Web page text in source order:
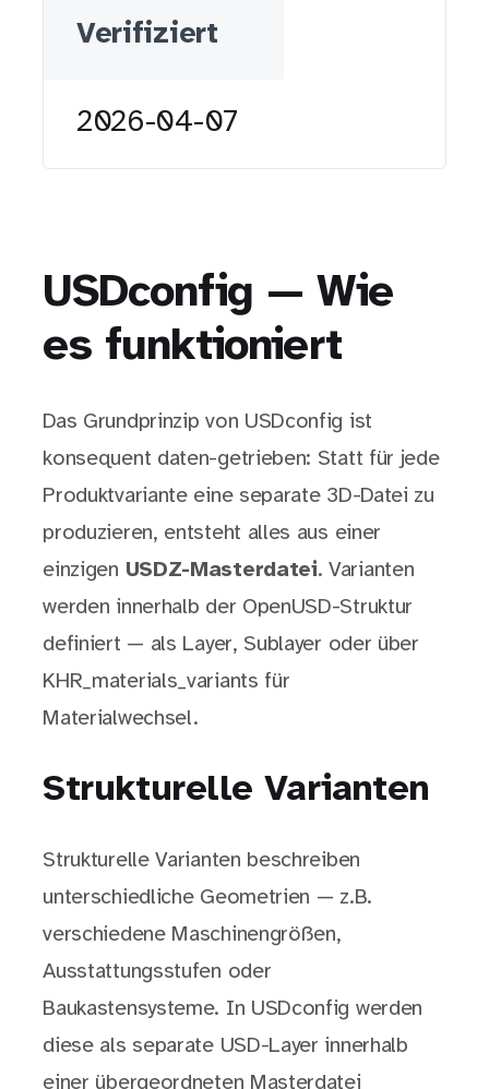
Verifiziert
2026-04-07
USDconfig — Wie
es funktioniert
Das Grundprinzip von USDconfig ist
konsequent daten-getrieben: Statt für jede
Produktvariante eine separate 3D-Datei zu
produzieren, entsteht alles aus einer
einzigen USDZ-Masterdatei. Varianten
werden innerhalb der OpenUSD-Struktur
definiert — als Layer, Sublayer oder über
KHR_materials_variants für
Materialwechsel.
Strukturelle Varianten
Strukturelle Varianten beschreiben
unterschiedliche Geometrien — z.B.
verschiedene Maschinengrößen,
Ausstattungsstufen oder
Baukastensysteme. In USDconfig werden
diese als separate USD-Layer innerhalb
einer übergeordneten Masterdatei